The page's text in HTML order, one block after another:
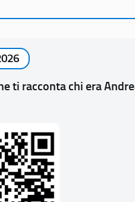
ti racconta chi era